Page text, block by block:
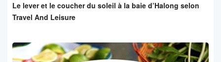
Le lever et le coucher du soleil à la baie d’Halong selon
Travel And Leisure